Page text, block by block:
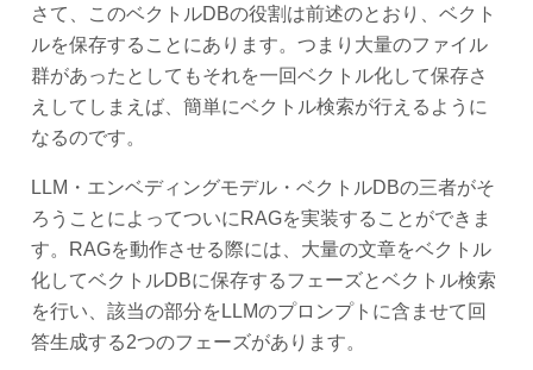
さて、このベクトルDBの役割は前述のとおり、ベクト
ルを保存することにあります。つまり大量のファイル
群があったとしてもそれを一回ベクトル化して保存さ
えしてしまえば、簡単にベクトル検索が行えるように
なるのです。
LLM・エンベディングモデル・ベクトルDBの三者がそ
ろうことによってついにRAGを実装することができま
す。RAGを動作させる際には、大量の文章をベクトル
化してベクトルDBに保存するフェーズとベクトル検索
を行い、該当の部分をLLMのプロンプトに含ませて回
答生成する2つのフェーズがあります。